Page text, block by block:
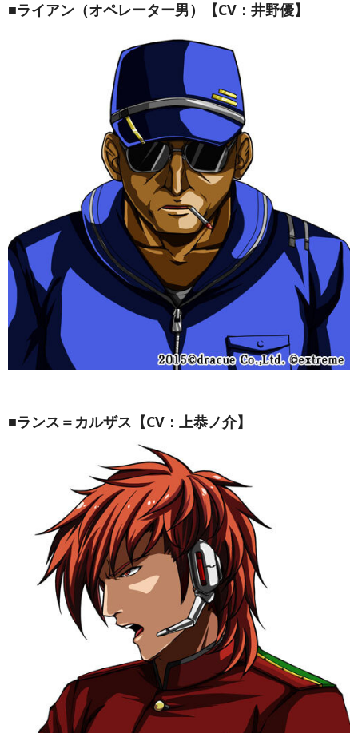
■ライアン（オペレーター男）【CV：井野優】
■ランス＝カルザス【CV：上恭ノ介】